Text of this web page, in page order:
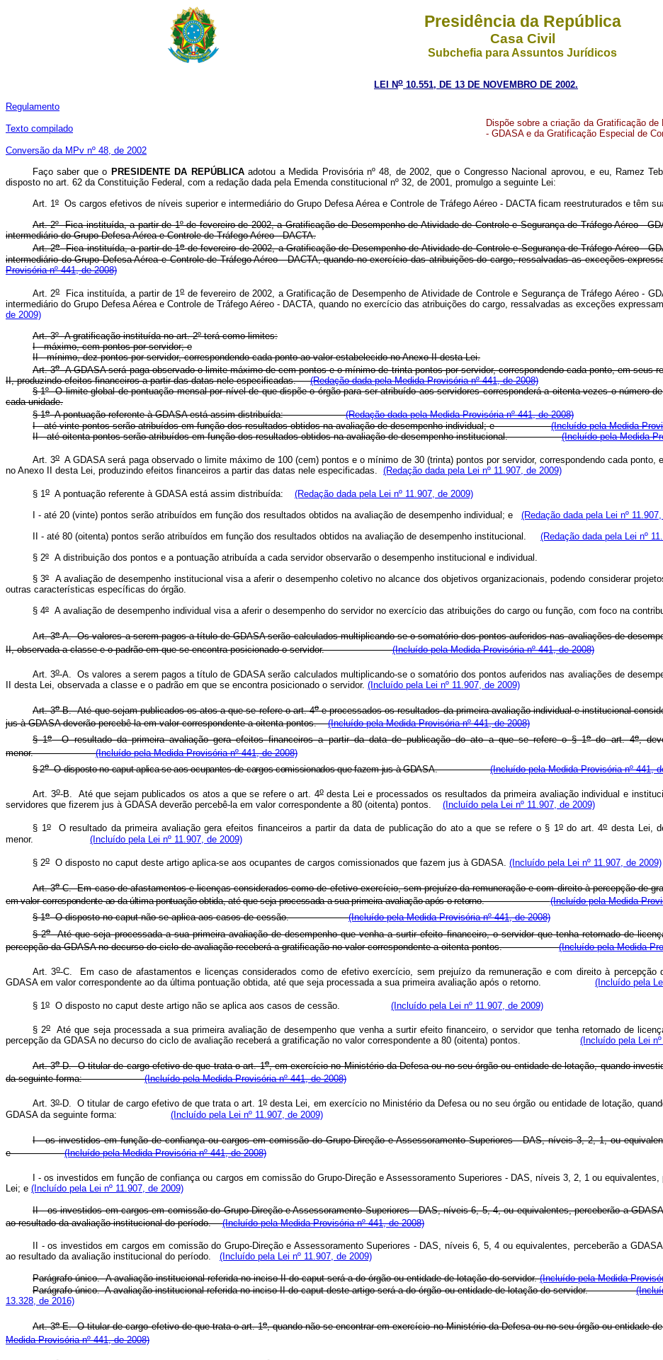
Presidência da República
Casa Civil
Subchefia para Assuntos Jurídicos
LEI No 10.551, DE 13 DE NOVEMBRO DE 2002.
Regulamento
Texto compilado
Conversão da MPv nº 48, de 2002
Dispõe sobre a criação da Gratificação
- GDASA e da Gratificação Especial de
Faço saber que o PRESIDENTE DA REPÚBLICAadotou a Medida Provisória nº 48, de 2002, que o Congresso Nacional aprovou, e eu, Ramez
disposto no art. 62 da Constituição Federal, com a redação dada pela Emenda constitucional nº 32, de 2001, promulgo a seguinte Lei:
Art. 1º Os cargos efetivos de níveis superior e intermediário do Grupo Defesa Aérea e Controle de Tráfego Aéreo - DACTA ficam reestruturados e têm
Art. 2º Fica instituída, a partir de 1º de fevereiro de 2002, a Gratificação de Desempenho de Atividade de Controle e Segurança de Tráfego Aéreo -
intermediário do Grupo Defesa Aérea e Controle de Tráfego Aéreo - DACTA.
Art. 2oFica instituída, a partir de 1ode fevereiro de 2002, a Gratificação de Desempenho de Atividade de Controle e Segurança de Tráfego Aéreo -
intermediário do Grupo Defesa Aérea e Controle de Tráfego Aéreo - DACTA, quando no exercício das atribuições do cargo, ressalvadas as
Provisória nº 441, de 2008)
Art. 2oFica instituída, a partir de 1ode fevereiro de 2002, a Gratificação de Desempenho de Atividade de Controle e Segurança de Tráfego Aéreo -
intermediário do Grupo Defesa Aérea e Controle de Tráfego Aéreo - DACTA, quando no exercício das atribuições do cargo, ressalvadas as exceções
de 2009)
Art. 3º A gratificação instituída no art. 2º terá como limites:
I - máximo, cem pontos por servidor; e
II - mínimo, dez pontos por servidor, correspondendo cada ponto ao valor estabelecido no Anexo II desta Lei.
Art. 3oA GDASAserá paga observado o limite máximo de cem pontos e o mínimo de trinta pontos por servidor, correspondendo cada ponto, em
II,produzindo efeitos financeiros a partir das datas nele especificadas.(Redação dada pela Medida Provisória nº 441, de 2008)
§ 1º O limite global de pontuação mensal por nível de que dispõe o órgão para ser atribuído aos servidores corresponderá a oitenta vezes o número
cada unidade.
§ 1oA pontuação referente à GDASA está assim distribuída:(Redação dada pela Medida Provisória nº 441, de 2008)
I - até vinte pontos serão atribuídos em função dos resultados obtidos na avaliação de desempenho individual; e(Incluído pela Medida
II - até oitenta pontos serão atribuídos em função dos resultados obtidos na avaliação de desempenho institucional.(Incluído pela Medida
Art. 3o A GDASA será paga observado o limite máximo de 100 (cem) pontos e o mínimo de 30 (trinta) pontos por servidor, correspondendo cada
no Anexo II desta Lei, produzindo efeitos financeiros a partir das datas nele especificadas. (Redação dada pela Lei nº 11.907, de 2009)
§ 1o A pontuação referente à GDASA está assim distribuída: (Redação dada pela Lei nº 11.907, de 2009)
I - até 20 (vinte) pontos serão atribuídos em função dos resultados obtidos na avaliação de desempenho individual; e (Redação dada pela Lei nº
II - até 80 (oitenta) pontos serão atribuídos em função dos resultados obtidos na avaliação de desempenho institucional. (Redação dada pela Lei nº
§ 2º A distribuição dos pontos e a pontuação atribuída a cada servidor observarão o desempenho institucional e individual.
§ 3ºA avaliação de desempenho institucional visa a aferir o desempenho coletivo no alcance dos objetivos organizacionais, podendo considerar
outras características específicas do órgão.
§ 4º A avaliação de desempenho individual visa a aferir o desempenho do servidor no exercício das atribuições do cargo ou função, com foco na
Art. 3o-A.Os valores a serem pagos a título de GDASA serão calculados multiplicando-se o somatório dos pontos auferidos nas avaliações de
II, observada a classe e o padrão em que se encontra posicionado o servidor.
(Incluído pela Medida Provisória nº 441, de 2008)
Art. 3o-A.Os valores a serem pagos a título de GDASA serão calculados multiplicando-se o somatório dos pontos auferidos nas avaliações de
II desta Lei, observada a classe e o padrão em que se encontra posicionado o servidor. (Incluído pela Lei nº 11.907, de 2009)
Art. 3o-B.Até que sejam publicados os atos a que se refere o art. 4oe processados os resultados da primeira avaliação individual e institucional
jus à GDASA deverão percebê-la em valor correspondentea oitenta pontos.(Incluído pela Medida Provisória nº 441, de 2008)
§ 1oO resultado da primeira avaliação gera efeitos financeiros a partir da data de publicação do ato a que se refereo § 1odoart. 4o,
menor.(Incluído pela Medida Provisória nº 441, de 2008)
§ 2oO disposto no caput aplica-se aos ocupantes de cargos comissionados que fazem jus à GDASA.(Incluído pela Medida Provisória nº 441,
Art. 3o-B. Até que sejam publicados os atos a que se refere o art. 4odesta Lei e processados os resultados da primeira avaliação individual e
servidores que fizerem jus à GDASA deverão percebê-la em valor correspondente a 80 (oitenta) pontos. (Incluído pela Lei nº 11.907, de 2009)
§ 1oO resultado da primeira avaliação gera efeitos financeiros a partir da data de publicação do ato a que se refere o § 1odo art. 4odesta Lei,
menor. (Incluído pela Lei nº 11.907, de 2009)
§ 2o O disposto no caput deste artigo aplica-se aos ocupantes de cargos comissionados que fazem jus à GDASA. (Incluído pela Lei nº 11.907, de 2009)
Art. 3o-C.Em caso de afastamentos e licenças considerados como de efetivo exercício, sem prejuízo da remuneração e com direito à percepção de
em valor correspondente ao da última pontuação obtida, até que seja processada a sua primeira avaliação após o retorno.(Incluído pela Medida
§ 1oO disposto no caput não se aplica aos casos de cessão.
(Incluído pela Medida Provisória nº 441, de 2008)
§ 2oAté que seja processada a sua primeira avaliação de desempenho que venha a surtir efeito financeiro, o servidor que tenha retornado de
percepção da GDASA no decurso do ciclo de avaliação receberá a gratificação no valor correspondente a oitenta pontos.(Incluído pela Medida
Art. 3o-C.
Em caso de afastamentos e licenças considerados como de efetivo exercício, sem prejuízo da remuneração e com direito à percepção
GDASA em valor correspondente ao da última pontuação obtida, até que seja processada a sua primeira avaliação após o retorno. (Incluído pela
§ 1o O disposto no caput deste artigo não se aplica aos casos de cessão. (Incluído pela Lei nº 11.907, de 2009)
§ 2oAté que seja processada a sua primeira avaliação de desempenho que venha a surtir efeito financeiro, o servidor que tenha retornado de
percepção da GDASA no decurso do ciclo de avaliação receberá a gratificação no valor correspondente a 80 (oitenta) pontos. (Incluído pela Lei
Art. 3o-D.O titular de cargo efetivo de que trata o art. 1o, em exercício no Ministério da Defesa ou no seu órgão ou entidade de lotação, quando
da seguinte forma:(Incluído pela Medida Provisória nº 441, de 2008)
Art. 3o-D.O titular de cargo efetivo de que trata o art. 1odesta Lei, em exercício no Ministério da Defesa ou no seu órgão ou entidade de lotação,
GDASA da seguinte forma: (Incluído pela Lei nº 11.907, de 2009)
I - os investidos em função de confiança ou cargos em comissão do Grupo-Direção e Assessoramento Superiores - DAS, níveis 3, 2, 1, ou
e(Incluído pela Medida Provisória nº 441, de 2008)
I - os investidos em função de confiança ou cargos em comissão do Grupo-Direção e Assessoramento Superiores - DAS, níveis 3, 2, 1 ou
Lei; e (Incluído pela Lei nº 11.907, de 2009)
II - os investidos em cargos em comissão do Grupo-Direção e Assessoramento Superiores - DAS, níveis 6, 5, 4, ou equivalentes, perceberão a
ao resultado da avaliação institucional do período.(Incluído pela Medida Provisória nº 441, de 2008)
II - os investidos em cargos em comissão do Grupo-Direção e Assessoramento Superiores - DAS, níveis 6, 5, 4 ou equivalentes, perceberão a
ao resultado da avaliação institucional do período. (Incluído pela Lei nº 11.907, de 2009)
Parágrafo único. A avaliação institucional referida no inciso II do caput será a do órgão ou entidade de lotação do servidor.(Incluído pela Medida
Parágrafo único. A avaliação institucional referida no inciso II do caput deste artigo será a do órgão ou entidade de lotação do servidor.
13.328, de 2016)
Art. 3o-E.O titular de cargo efetivo de que trata o art. 1o, quando não se encontrar em exercício no Ministério da Defesa ou no seu órgão ou entidade
Medida Provisória nº 441, de 2008)